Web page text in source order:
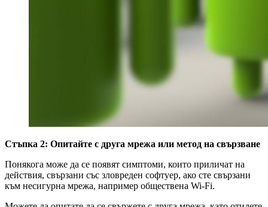
Стъпка 2: Опитайте с друга мрежа или метод на свързване
Понякога може да се появят симптоми, които приличат на
действия, свързани със зловреден софтуер, ако сте свързани
към несигурна мрежа, например обществена Wi-Fi.